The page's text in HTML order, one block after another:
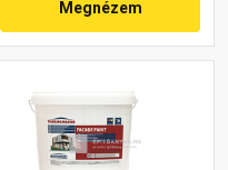
Megnézem